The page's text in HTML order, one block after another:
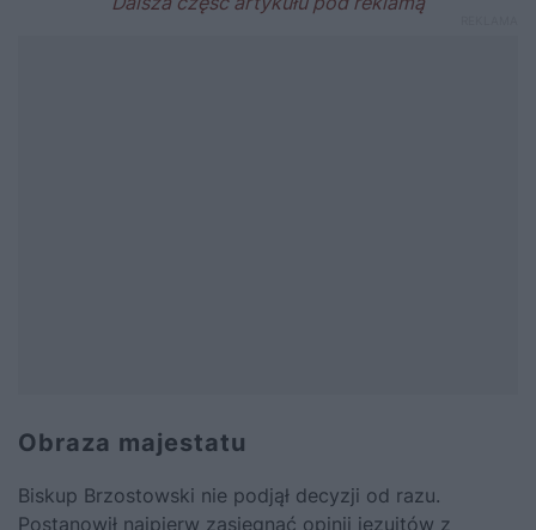
Obraza majestatu
Biskup Brzostowski nie podjął decyzji od razu.
Postanowił najpierw zasięgnąć opinii jezuitów z